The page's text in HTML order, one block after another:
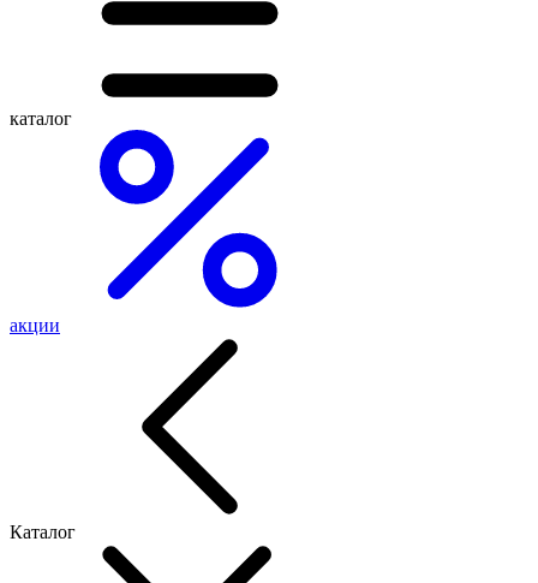
каталог
акции
Каталог